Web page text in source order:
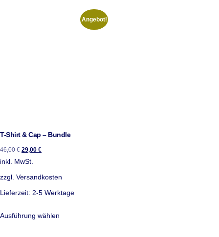
Angebot!
T-Shirt & Cap – Bundle
46,00€ 29,00 €
inkl. MwSt.
zzgl. Versandkosten
Lieferzeit: 2-5 Werktage
Ausführung wählen